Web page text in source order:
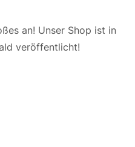
an! Unser Shop ist in
veröffentlicht!